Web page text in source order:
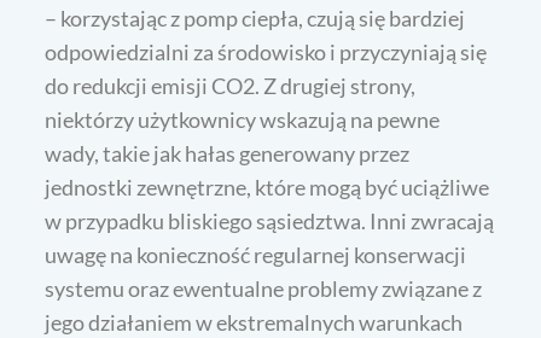
– korzystając z pomp ciepła, czują się bardziej
odpowiedzialni za środowisko i przyczyniają się
do redukcji emisji CO2. Z drugiej strony,
niektórzy użytkownicy wskazują na pewne
wady, takie jak hałas generowany przez
jednostki zewnętrzne, które mogą być uciążliwe
w przypadku bliskiego sąsiedztwa. Inni zwracają
uwagę na konieczność regularnej konserwacji
systemu oraz ewentualne problemy związane z
jego działaniem w ekstremalnych warunkach